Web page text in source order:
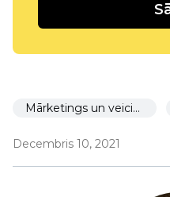
Mārketings un veicināšana
Decembris 10, 2021